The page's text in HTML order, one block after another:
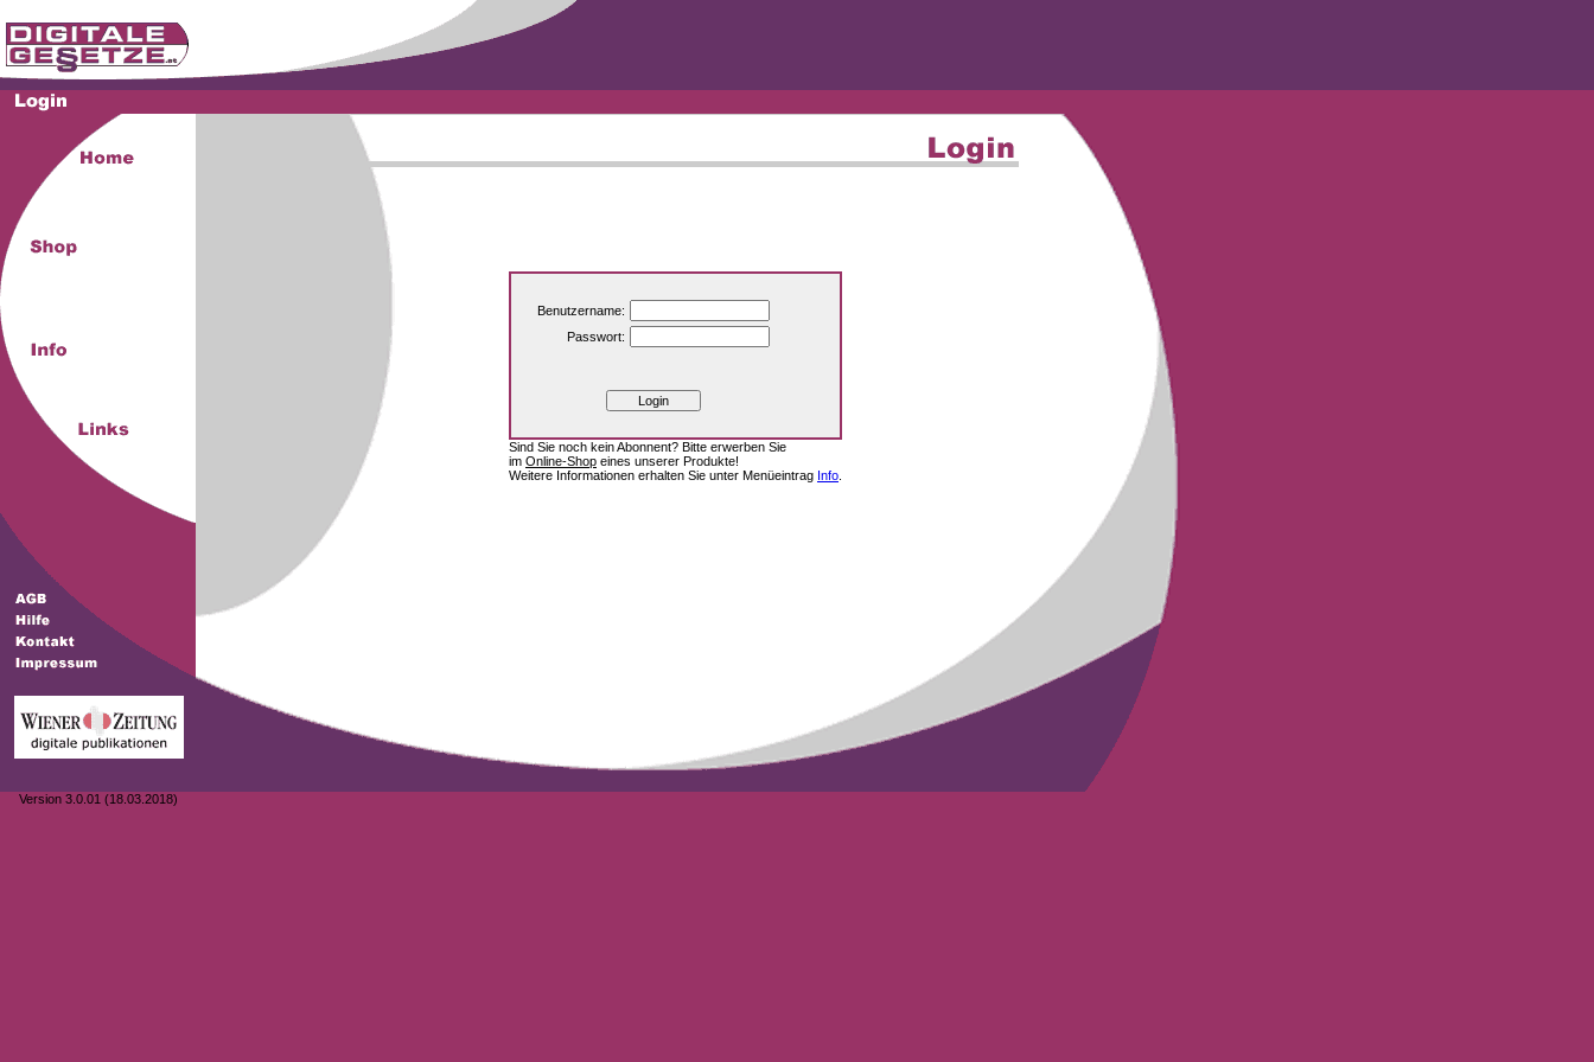
Version 3.0.01 (18.03.2018)
Benutzername:
Passwort:
Sind Sie noch kein Abonnent? Bitte erwerben Sie
im Online-Shop eines unserer Produkte!
Weitere Informationen erhalten Sie unter Menüeintrag Info